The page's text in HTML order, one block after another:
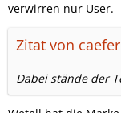
verwirren nur User.
Zitat von caefer
Dabei stände der